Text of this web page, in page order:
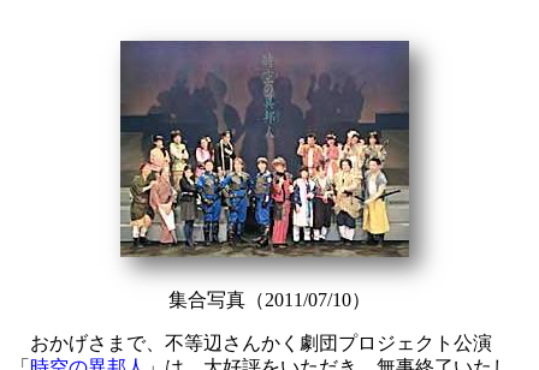
集合写真（2011/07/10）
おかげさまで、不等辺さんかく劇団プロジェクト公演